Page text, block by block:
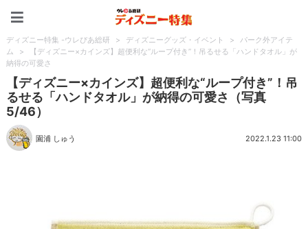
ディズニー特集 -ウレぴあ総研 > ディズニーグッズ・イベント >
パーク外アイテ
ム
>
【ディズニー×カインズ】超便利な“ループ付き”！吊るせる「ハンドタオル」が
納得の可愛さ
【ディズニー×カインズ】超便利な“ループ付き”！吊
るせる「ハンドタオル」が納得の可愛さ（写真
5/46）
園浦 しゅう 2022.1.23 11:00